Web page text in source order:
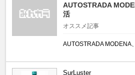
AUTOSTRADA
活
オススメ記事
AUTOSTRADA MODENA
SurLuster